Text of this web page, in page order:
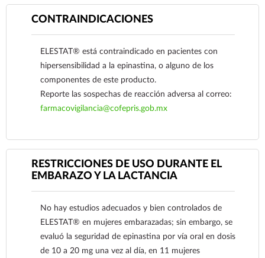
CONTRAINDICACIONES
ELESTAT® está contraindicado en pacientes con
hipersensibilidad a la epinastina, o alguno de los
componentes de este producto.
Reporte las sospechas de reacción adversa al correo:
farmacovigilancia@cofepris.gob.mx
RESTRICCIONES DE USO DURANTE EL
EMBARAZO Y LA LACTANCIA
No hay estudios adecuados y bien controlados de
ELESTAT® en mujeres embarazadas; sin embargo, se
evaluó la seguridad de epinastina por vía oral en dosis
de 10 a 20 mg una vez al día, en 11 mujeres